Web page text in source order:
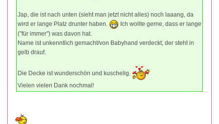
Jap, die ist nach unten (sieht man jetzt nicht alles) noch laaang, da
wird er lange Platz drunter haben.
Ich wollte gerne, dass er lange
("für immer") was davon hat.
Name ist unkenntlich gemacht/von Babyhand verdeckt, der steht in
gelb drauf.
Die Decke ist wunderschön und kuschelig.
Vielen vielen Dank nochmal!